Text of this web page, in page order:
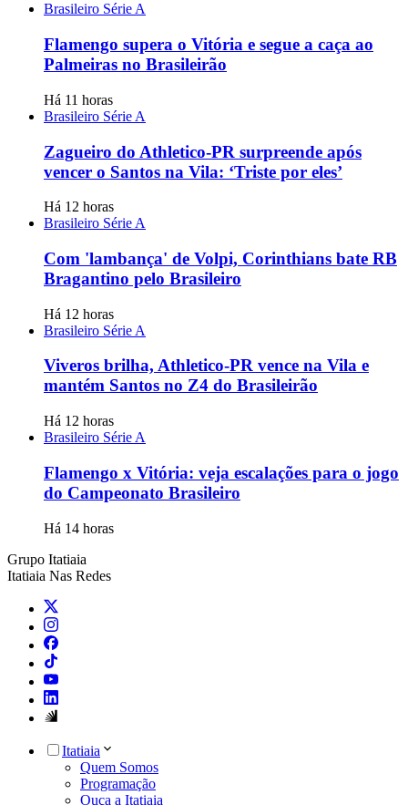
Brasileiro Série A
Flamengo supera o Vitória e segue a caça ao
Palmeiras no Brasileirão
Há 11 horas
Brasileiro Série A
Zagueiro do Athletico-PR surpreende após
vencer o Santos na Vila: ‘Triste por eles’
Há 12 horas
Brasileiro Série A
Com 'lambança' de Volpi, Corinthians bate RB
Bragantino pelo Brasileiro
Há 12 horas
Brasileiro Série A
Viveros brilha, Athletico-PR vence na Vila e
mantém Santos no Z4 do Brasileirão
Há 12 horas
Brasileiro Série A
Flamengo x Vitória: veja escalações para o jogo
do Campeonato Brasileiro
Há 14 horas
Grupo Itatiaia
Itatiaia Nas Redes
Itatiaia
Quem Somos
Programação
Ouça a Itatiaia